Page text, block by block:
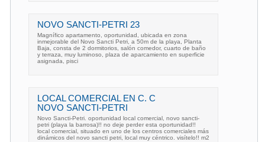
NOVO SANCTI-PETRI 23
Magnífico apartamento, oportunidad, ubicada en zona
inmejorable del Novo Sancti Petri, a 50m de la playa, Planta
Baja, consta de 2 dormitorios, salón comedor, cuarto de baño
y terraza, muy luminoso, plaza de aparcamiento en superficie
asignada, pisci
LOCAL COMERCIAL EN C. C
NOVO SANCTI-PETRI
Novo Sancti-Petri. oportunidad local comercial, novo sancti-
petri (playa la barrosa)!! no deje perder esta oportunidad!!
local comercial, situado en uno de los centros comerciales más
dinámicos del novo sancti petri, local muy céntrico. visítelo!! m2